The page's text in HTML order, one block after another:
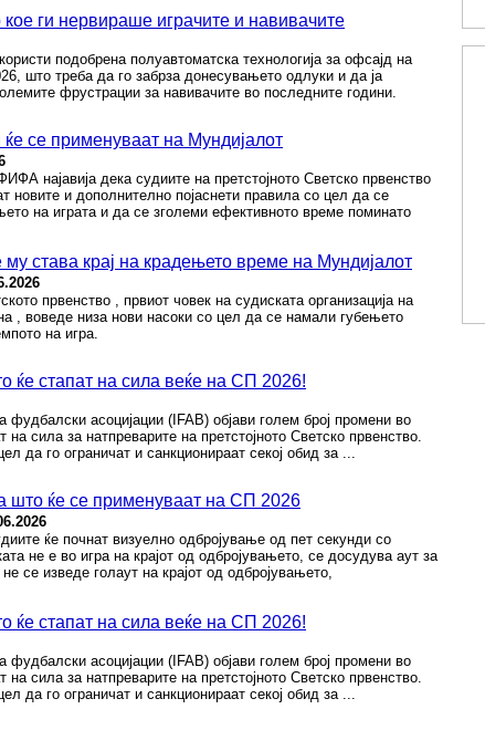
ги нервираше играчите и навивачите
подобрена полуавтоматска технологија за офсајд на
што треба да го забрза донесувањето одлуки и да ја
фрустрации за навивачите во последните години.
се применуваат на Мундијалот
најавија дека судиите на претстојното Светско првенство
новите и дополнително појаснети правила со цел да се
на играта и да се зголеми ефективното време поминато
става крај на крадењето време на Мундијалот
првенство , првиот човек на судиската организација на
, воведе низа нови насоки со цел да се намали губењето
на игра.
ќе стапат на сила веќе на СП 2026!
фудбалски асоцијации (IFAB) објави голем број промени во
на сила за натпреварите на претстојното Светско првенство.
да го ограничат и санкционираат секој обид за ...
ќе се применуваат на СП 2026
ќе почнат визуелно одбројување од пет секунди со
не е во игра на крајот од одбројувањето, се досудува аут за
се изведе голаут на крајот од одбројувањето,
ќе стапат на сила веќе на СП 2026!
фудбалски асоцијации (IFAB) објави голем број промени во
на сила за натпреварите на претстојното Светско првенство.
да го ограничат и санкционираат секој обид за ...